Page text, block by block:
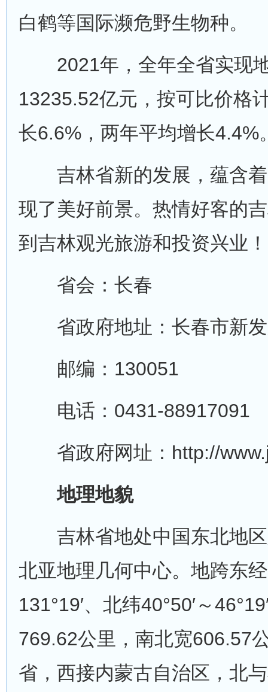
白鹤等国际濒危野生物种。
2021年，全年全省实现
13235.52亿元，按可比价格
长6.6%，两年平均增长4.4%
吉林省新的发展，蕴含着
现了美好前景。热情好客的
到吉林观光旅游和投资兴业！
省会：长春
省政府地址：长春市新发
邮编：130051
电话：0431-88917091
省政府网址：http://
地理地貌
吉林省地处中国东北地区
北亚地理几何中心。地跨东经
131°19′、北纬40°50′～
769.62公里，南北宽606.57
省，西接内蒙古自治区，北